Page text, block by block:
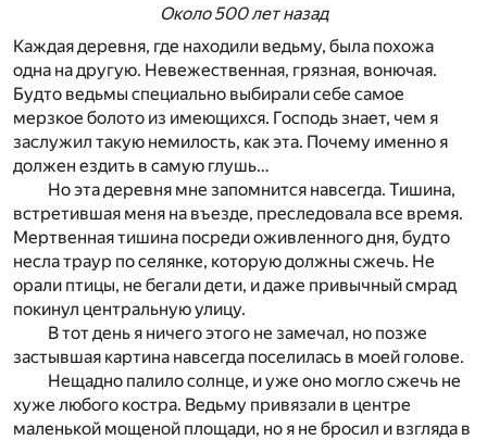
Около 500 лет назад
Каждая деревня, где находили ведьму, была похожа
одна на другую. Невежественная, грязная, вонючая.
Будто ведьмы специально выбирали себе самое
мерзкое болото из имеющихся. Господь знает, чем я
заслужил такую немилость, как эта. Почему именно я
должен ездить в самую глушь…
Но эта деревня мне запомнится навсегда. Тишина,
встретившая меня на въезде, преследовала все время.
Мертвенная тишина посреди оживленного дня, будто
несла траур по селянке, которую должны сжечь. Не
орали птицы, не бегали дети, и даже привычный смрад
покинул центральную улицу.
В тот день я ничего этого не замечал, но позже
застывшая картина навсегда поселилась в моей голове.
Нещадно палило солнце, и уже оно могло сжечь не
хуже любого костра. Ведьму привязали в центре
маленькой мощеной площади, но я не бросил и взгляда в